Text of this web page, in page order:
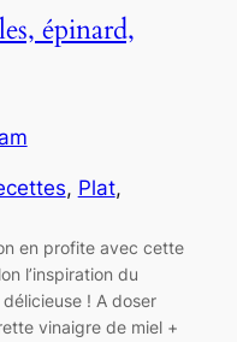
épinard,
, Plat
en profite avec cette
l’inspiration du
! A doser
vinaigre de miel +